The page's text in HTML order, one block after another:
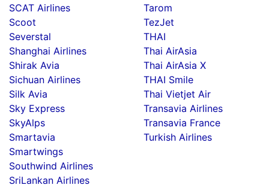
SCAT Airlines
Scoot
Severstal
Shanghai Airlines
Shirak Avia
Sichuan Airlines
Silk Avia
Sky Express
SkyAlps
Smartavia
Smartwings
Southwind Airlines
SriLankan Airlines
Tarom
TezJet
THAI
Thai AirAsia
Thai AirAsia X
THAI Smile
Thai Vietjet Air
Transavia Airlines
Transavia France
Turkish Airlines